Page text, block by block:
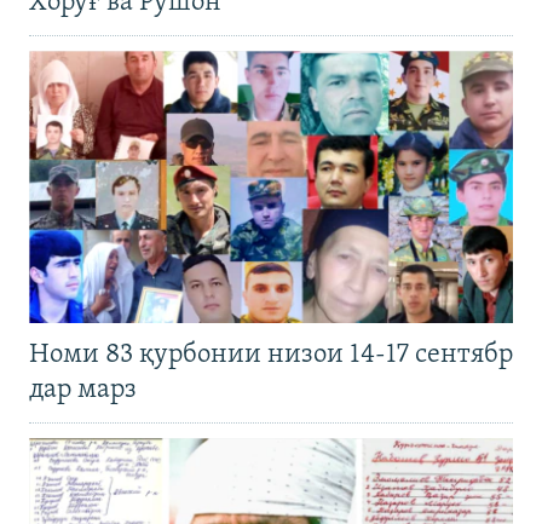
Номи 83 қурбонии низои 14-17 сентябр
дар марз